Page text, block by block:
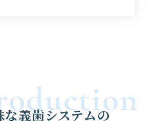
な義歯システムの